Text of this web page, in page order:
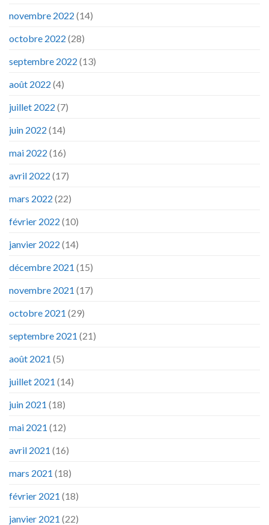
novembre 2022 (14)
octobre 2022 (28)
septembre 2022 (13)
août 2022 (4)
juillet 2022 (7)
juin 2022 (14)
mai 2022 (16)
avril 2022 (17)
mars 2022 (22)
février 2022 (10)
janvier 2022 (14)
décembre 2021 (15)
novembre 2021 (17)
octobre 2021 (29)
septembre 2021 (21)
août 2021 (5)
juillet 2021 (14)
juin 2021 (18)
mai 2021 (12)
avril 2021 (16)
mars 2021 (18)
février 2021 (18)
janvier 2021 (22)